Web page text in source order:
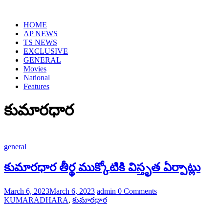
HOME
AP NEWS
TS NEWS
EXCLUSIVE
GENERAL
Movies
National
Features
కుమారధార
general
కుమారధార తీర్థ ముక్కోటికి విస్తృత ఏర్పాట్లు
March 6, 2023March 6, 2023 admin 0 Comments
KUMARADHARA, కుమారధార